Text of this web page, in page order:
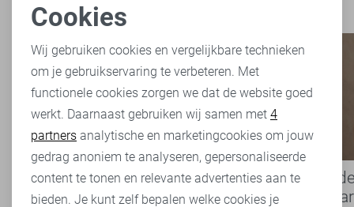
Boho Romance: de romantische
modetrend die je dit seizoen
Basics:
iedere
Noodzakelijke cookies
Personalisatie cookies
Analytische cookies
Marketing cookies
Cookies
Wij gebruiken cookies en vergelijkbare technieken
om je gebruikservaring te verbeteren. Met
functionele cookies zorgen we dat de website goed
werkt. Daarnaast gebruiken wij samen met 4
partners analytische en marketingcookies om jouw
gedrag anoniem te analyseren, gepersonaliseerde
content te tonen en relevante advertenties aan te
bieden. Je kunt zelf bepalen welke cookies je